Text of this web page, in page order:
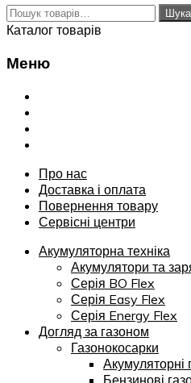
Шукати:
Каталог товарів
Меню
Переглянути
Про нас
Доставка і оплата
Повернення товару
Сервісні центри
Акумуляторна техніка
Акумулятори та
Серія BO Flex
Серія Easy Flex
Серія Energy Flex
Догляд за газоном
Газонокосарки
Акумуляторні
Бензинові